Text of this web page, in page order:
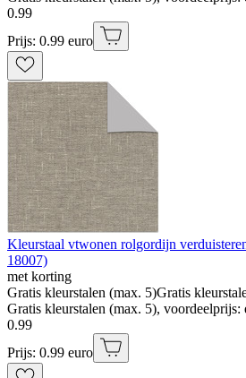
0.99
Prijs: 0.99 euro
Kleurstaal vtwonen rolgordijn
18007)
met korting
Gratis kleurstalen (max. 5)Gratis
Gratis kleurstalen (max. 5), voordeelprijs:
0.99
Prijs: 0.99 euro